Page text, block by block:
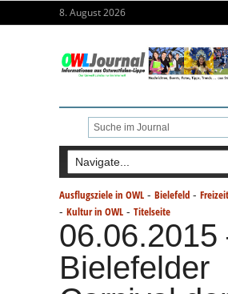
8. August 2026
Ausflugsziele in OWL - Bielefeld -
- Kultur in OWL - Titelseite
06.06.2015
Bielefelder